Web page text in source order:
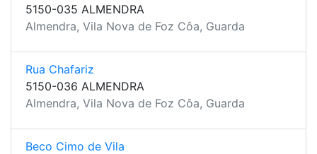
5150-035 ALMENDRA
Almendra, Vila Nova de Foz Côa, Guarda
Rua Chafariz
5150-036 ALMENDRA
Almendra, Vila Nova de Foz Côa, Guarda
Beco Cimo de Vila